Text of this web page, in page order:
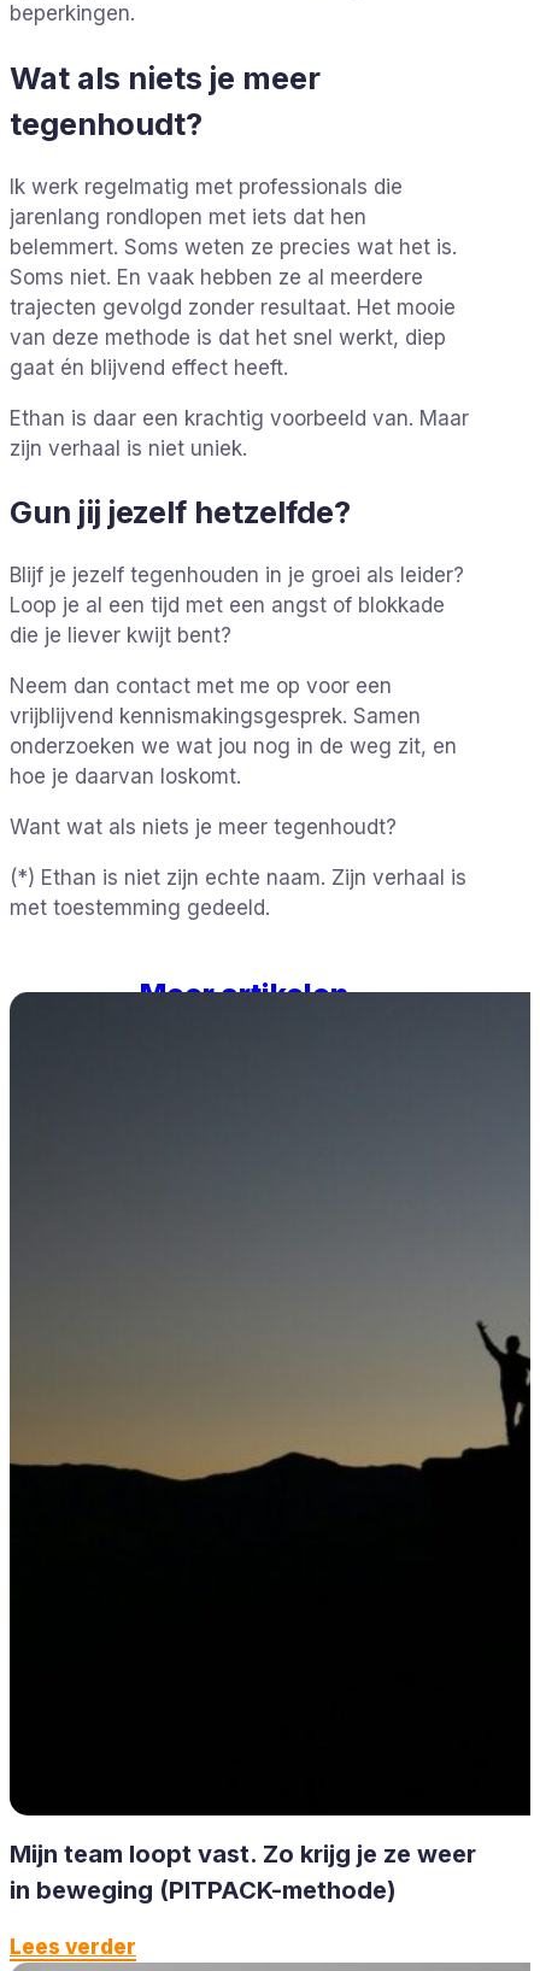
beperkingen.
Wat als niets je meer
tegenhoudt?
Ik werk regelmatig met professionals die
jarenlang rondlopen met iets dat hen
belemmert. Soms weten ze precies wat het is.
Soms niet. En vaak hebben ze al meerdere
trajecten gevolgd zonder resultaat. Het mooie
van deze methode is dat het snel werkt, diep
gaat én blijvend effect heeft.
Ethan is daar een krachtig voorbeeld van. Maar
zijn verhaal is niet uniek.
Gun jij jezelf hetzelfde?
Blijf je jezelf tegenhouden in je groei als leider?
Loop je al een tijd met een angst of blokkade
die je liever kwijt bent?
Neem dan contact met me op voor een
vrijblijvend kennismakingsgesprek. Samen
onderzoeken we wat jou nog in de weg zit, en
hoe je daarvan loskomt.
Want wat als niets je meer tegenhoudt?
(*) Ethan is niet zijn echte naam. Zijn verhaal is
met toestemming gedeeld.
Meer artikelen
Mijn team loopt vast. Zo krijg je ze weer
in beweging (PITPACK-methode)
Lees verder